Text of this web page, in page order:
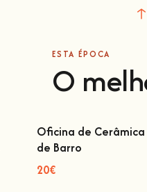
ESTA ÉPOCA
O
Oficina de Cerâmica
Oficina de Cerâmica
de Barro
20€